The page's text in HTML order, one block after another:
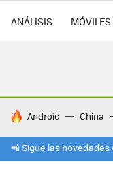
ANÁLISIS MÓVILES
HOY SE HABLA DE
Android China
📲 Sigue las